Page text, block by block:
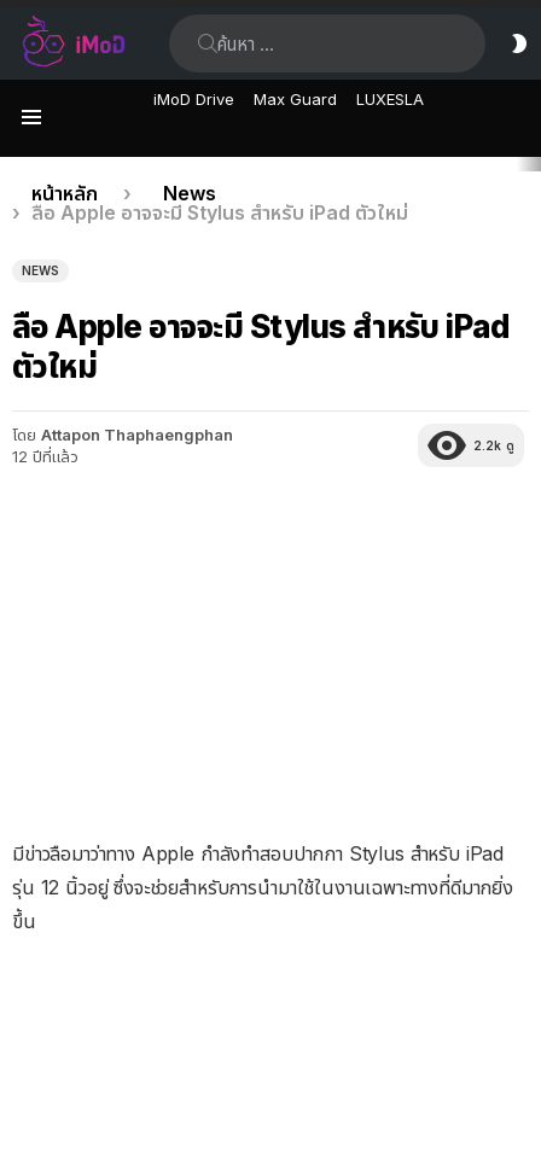
iMoD Drive Max Guard LUXESLA
เรื่อง
ล่าสุด
คุณอยู่ที่นี่:
หน้าหลัก
News
ลือ Apple อาจจะมี Stylus สำหรับ iPad ตัวใหม่
NEWS
ลือ Apple อาจจะมี Stylus สำหรับ iPad
ตัวใหม่
โดย Attapon Thaphaengphan
12 ปีที่แล้ว
2.2k ดู
มีข่าวลือมาว่าทาง Apple กำลังทำสอบปากกา Stylus สำหรับ iPad
รุ่น 12 นิ้วอยู่ ซึ่งจะช่วยสำหรับการนำมาใช้ในงานเฉพาะทางที่ดีมากยิ่ง
ขึ้น